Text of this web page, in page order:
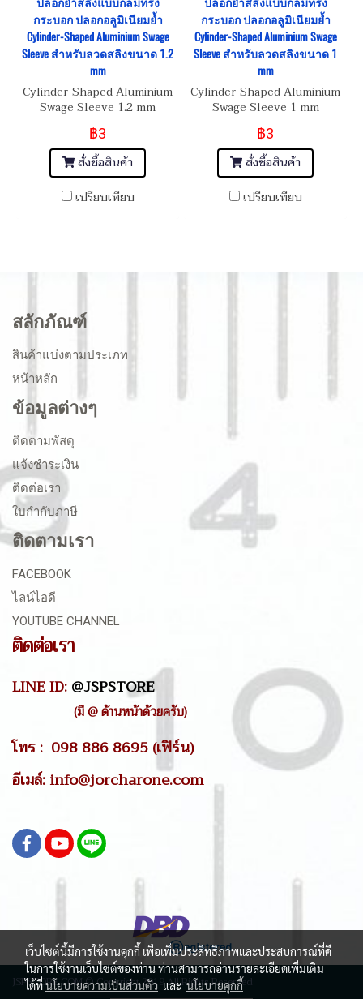
กระบอก ปลอกอลูมิเนียมย้ำ
Cylinder-Shaped Aluminium Swage
Sleeve สำหรับลวดสลิงขนาด 1.2
mm
Cylinder-Shaped Aluminium
Swage Sleeve 1.2 mm
฿3
สั่งซื้อสินค้า
เปรียบเทียบ
กระบอก ปลอกอลูมิเนียมย้ำ
Cylinder-Shaped Aluminium Swage
Sleeve สำหรับลวดสลิงขนาด 1
mm
Cylinder-Shaped Aluminium
Swage Sleeve 1 mm
฿3
สั่งซื้อสินค้า
เปรียบเทียบ
สลักภัณฑ์
สินค้าแบ่งตามประเภท
หน้าหลัก
ข้อมูลต่างๆ
ติดตามพัสดุ
แจ้งชำระเงิน
ติดต่อเรา
ใบกำกับภาษี
ติดตามเรา
FACEBOOK
ไลน์ไอดี
YOUTUBE CHANNEL
ติดต่อเรา
LINE ID:@JSPSTORE
(มี @ ด้านหน้าด้วยครับ)
โทร : 098 886 8695 (เฟิร์น)
อีเมล์: info@jorcharone.com
JSPSTORE.COM © Copyright 2019 All Rights Reserved
เว็บไซต์นี้มีการใช้งานคุกกี้ เพื่อเพิ่มประสิทธิภาพและประสบการณ์ที่ดี
ในการใช้งานเว็บไซต์ของท่าน ท่านสามารถอ่านรายละเอียดเพิ่มเติม
ได้ที่นโยบายความเป็นส่วนตัวและนโยบายคุกกี้